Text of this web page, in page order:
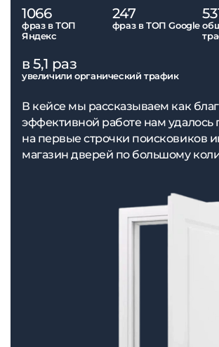
1066
фраз в ТОП
Яндекс
247
фраз в ТОП Google
в 5,1 раз
увеличили органический трафик
В кейсе мы рассказываем как
эффективной работе нам удалось
на первые строчки поисковиков
магазин дверей по большому